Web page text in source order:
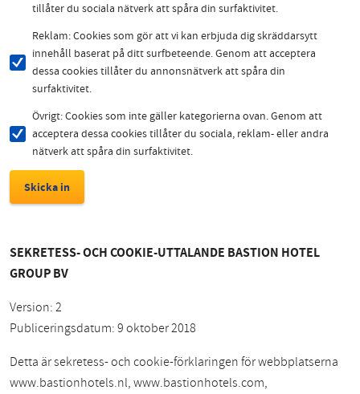
tillåter du sociala nätverk att spåra din surfaktivitet.
Reklam: Cookies som gör att vi kan erbjuda dig skräddarsytt
innehåll baserat på ditt surfbeteende. Genom att acceptera
dessa cookies tillåter du annonsnätverk att spåra din
surfaktivitet.
Övrigt: Cookies som inte gäller kategorierna ovan. Genom att
acceptera dessa cookies tillåter du sociala, reklam- eller andra
nätverk att spåra din surfaktivitet.
SEKRETESS- OCH COOKIE-UTTALANDE BASTION HOTEL
GROUP BV
Version: 2
Publiceringsdatum: 9 oktober 2018
Detta är sekretess- och cookie-förklaringen för webbplatserna
www.bastionhotels.nl, www.bastionhotels.com,